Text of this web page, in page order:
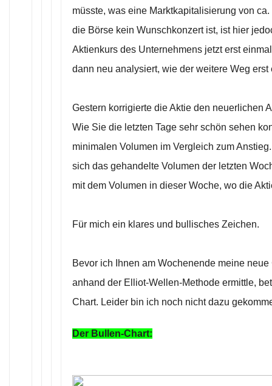
müsste, was eine Marktkapitalisierung von
die Börse kein Wunschkonzert ist, ist hier
Aktienkurs des Unternehmens jetzt erst
dann neu analysiert, wie der weitere Weg
Gestern korrigierte die Aktie den neuerlichen
Wie Sie die letzten Tage sehr schön sehen
minimalen Volumen im Vergleich zum
sich das gehandelte Volumen der letzten
mit dem Volumen in dieser Woche, wo die
Für mich ein klares und bullisches Zeichen.
Bevor ich Ihnen am Wochenende meine
anhand der Elliot-Wellen-Methode ermittle,
Chart. Leider bin ich noch nicht dazu
Der Bullen-Chart: